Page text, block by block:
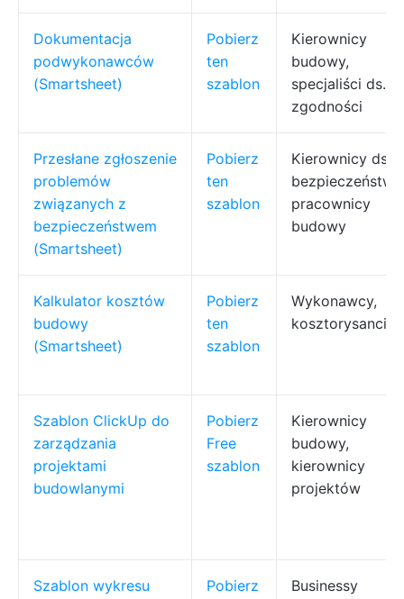
Dokumentacja
podwykonawców
(Smartsheet)
Pobierz
ten
szablon
Kierownicy
budowy,
specjaliści ds.
zgodności
Przesłane zgłoszenie
problemów
związanych z
bezpieczeństwem
(Smartsheet)
Pobierz
ten
szablon
Kierownicy ds.
pracownicy
budowy
Kalkulator kosztów
budowy
(Smartsheet)
Pobierz
ten
szablon
Wykonawcy,
kosztorysanci
Szablon ClickUp do
zarządzania
projektami
budowlanymi
Pobierz
Free
szablon
Kierownicy
budowy,
kierownicy
projektów
Szablon wykresu
Pobierz
Businessy